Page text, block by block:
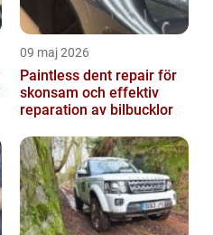
09 maj 2026
Paintless dent repair för
skonsam och effektiv
reparation av bilbucklor